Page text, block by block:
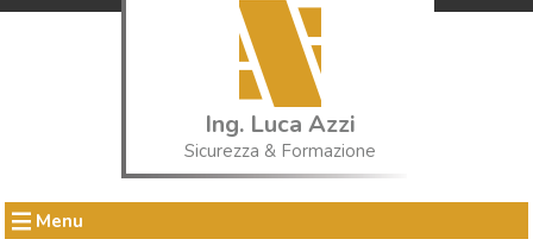
Ing. Luca Azzi
Sicurezza & Formazione
Menu